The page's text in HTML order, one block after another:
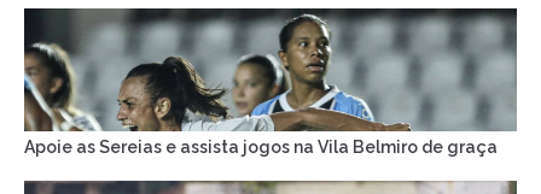
Apoie as Sereias e assista jogos na Vila Belmiro de graça